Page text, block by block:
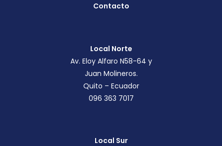
Contacto
Local Norte
Av. Eloy Alfaro N58-64 y
Juan Molineros.
Quito – Ecuador
096 363 7017
Local Sur